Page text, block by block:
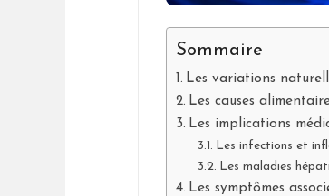
Sommaire
Les variations
Les causes
Les implications
Les infections et
Les maladies
Les symptômes